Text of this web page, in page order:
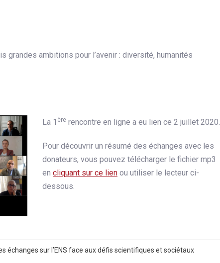
ambitions pour l’avenir : diversité, humanités
La 1 ère rencontre en ligne a eu lien ce 2 juillet 2020.
Pour découvrir un résumé des échanges avec les
donateurs, vous pouvez télécharger le fichier mp3
en cliquant sur ce lien ou utiliser le lecteur ci-
dessous.
échanges sur l’ENS face aux défis scientifiques et sociétaux